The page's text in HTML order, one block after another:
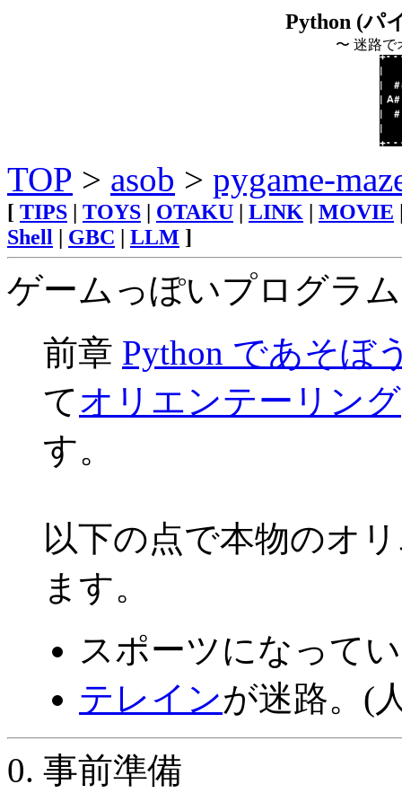
Python (パ
〜 迷路で
TOP > asob > pygame-
[ TIPS | TOYS | OTAKU | LINK | MOVIE
Shell | GBC | LLM ]
ゲームっぽいプログラ
前章 Python であそぼ
てオリエンテーリング
す。
以下の点で本物のオ
ます。
スポーツになって
テレインが迷路。(
0. 事前準備